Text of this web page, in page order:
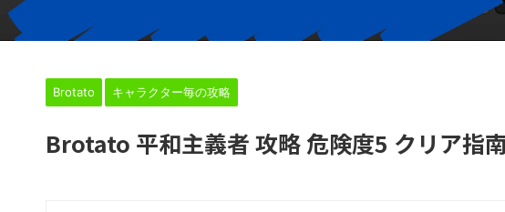
Brotato キャラクター毎の攻略
Brotato 平和主義者 攻略 危険度5 クリア指